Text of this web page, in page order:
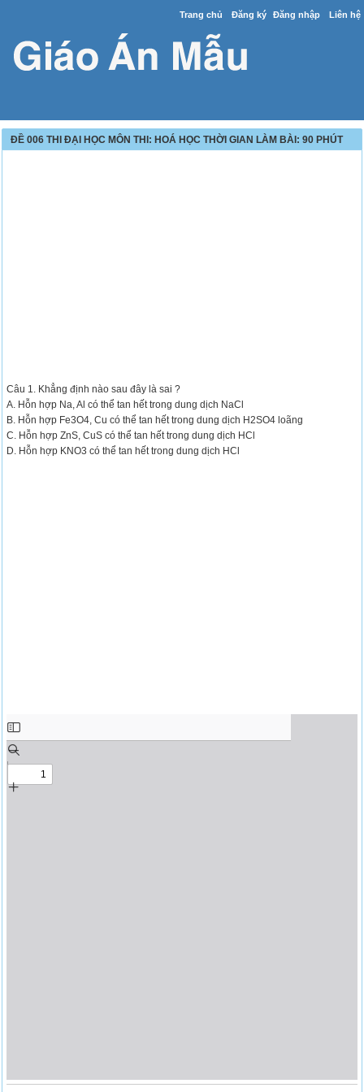
Trang chủ Đăng ký Đăng nhập Liên hệ
ÐỀ 006 THI ĐẠI HỌC MÔN THI: HOÁ HỌC THỜI GIAN LÀM BÀI: 90 PHÚT
Câu 1. Khẳng định nào sau đây là sai ?
A. Hỗn hợp Na, Al có thể tan hết trong dung dịch NaCl
B. Hỗn hợp Fe3O4, Cu có thể tan hết trong dung dịch H2SO4 loãng
C. Hỗn hợp ZnS, CuS có thể tan hết trong dung dịch HCl
D. Hỗn hợp KNO3 có thể tan hết trong dung dịch HCl